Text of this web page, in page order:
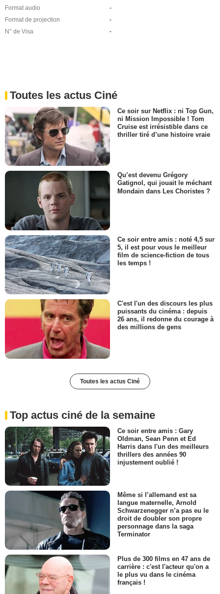
Format audio
-
Format de projection
-
N° de Visa
-
Toutes les actus Ciné
Ce soir sur Netflix : ni Top Gun,
ni Mission Impossible ! Tom
Cruise est irrésistible dans ce
thriller tiré d’une histoire vraie
Qu’est devenu Grégory
Gatignol, qui jouait le méchant
Mondain dans Les Choristes ?
Ce soir entre amis : noté 4,5 sur
5, il est pour vous le meilleur
film de science-fiction de tous
les temps !
C'est l'un des discours les plus
puissants du cinéma : depuis
26 ans, il redonne du courage à
des millions de gens
Toutes les actus Ciné
Top actus ciné de la semaine
Ce soir entre amis : Gary
Oldman, Sean Penn et Ed
Harris dans l'un des meilleurs
thrillers des années 90
injustement oublié !
Même si l’allemand est sa
langue maternelle, Arnold
Schwarzenegger n’a pas eu le
droit de doubler son propre
personnage dans la saga
Terminator
Plus de 300 films en 47 ans de
carrière : c'est l'acteur qu'on a
le plus vu dans le cinéma
français !